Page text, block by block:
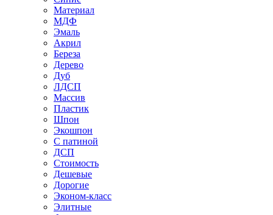
Материал
МДФ
Эмаль
Акрил
Береза
Дерево
Дуб
ЛДСП
Массив
Пластик
Шпон
Экошпон
С патиной
ДСП
Стоимость
Дешевые
Дорогие
Эконом-класс
Элитные